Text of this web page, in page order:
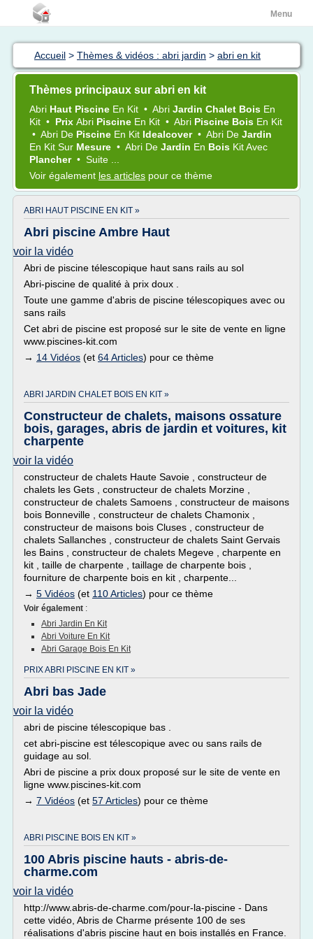
Menu
Accueil > Thèmes & vidéos : abri jardin > abri en kit
Thèmes principaux sur abri en kit
Abri Haut Piscine En Kit • Abri Jardin Chalet Bois En
Kit • Prix Abri Piscine En Kit • Abri Piscine Bois En Kit
• Abri De Piscine En Kit Idealcover • Abri De Jardin
En Kit Sur Mesure • Abri De Jardin En Bois KitAvec
Plancher • Suite ...
Voir également les articles pour ce thème
ABRI HAUT PISCINE EN KIT »
Abri piscine Ambre Haut
voir la vidéo
Abri de piscine télescopique haut sans rails au sol
Abri-piscine de qualité à prix doux .
Toute une gamme d'abris de piscine télescopiques avec ou
sans rails
Cet abri de piscine est proposé sur le site de vente en ligne
www.piscines-kit.com
→ 14 Vidéos (et 64 Articles) pour ce thème
ABRI JARDIN CHALET BOIS EN KIT »
Constructeur de chalets, maisons ossature
bois, garages, abris de jardin et voitures, kit
charpente
voir la vidéo
constructeur de chalets Haute Savoie , constructeur de
chalets les Gets , constructeur de chalets Morzine ,
constructeur de chalets Samoens , constructeur de maisons
bois Bonneville , constructeur de chalets Chamonix ,
constructeur de maisons bois Cluses , constructeur de
chalets Sallanches , constructeur de chalets Saint Gervais
les Bains , constructeur de chalets Megeve , charpente en
kit , taille de charpente , taillage de charpente bois ,
fourniture de charpente bois en kit , charpente...
→ 5 Vidéos (et 110 Articles) pour ce thème
Voir également :
Abri Jardin En Kit
Abri Voiture En Kit
Abri Garage Bois En Kit
PRIX ABRI PISCINE EN KIT »
Abri bas Jade
voir la vidéo
abri de piscine télescopique bas .
cet abri-piscine est télescopique avec ou sans rails de
guidage au sol.
Abri de piscine a prix doux proposé sur le site de vente en
ligne www.piscines-kit.com
→ 7 Vidéos (et 57 Articles) pour ce thème
ABRI PISCINE BOIS EN KIT »
100 Abris piscine hauts - abris-de-
charme.com
voir la vidéo
http://www.abris-de-charme.com/pour-la-piscine - Dans
cette vidéo, Abris de Charme présente 100 de ses
réalisations d'abris piscine haut en bois installés en France.